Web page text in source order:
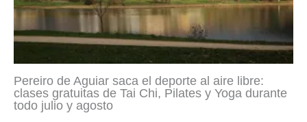
Pereiro de Aguiar saca el deporte al aire libre:
clases gratuitas de Tai Chi, Pilates y Yoga durante
todo julio y agosto